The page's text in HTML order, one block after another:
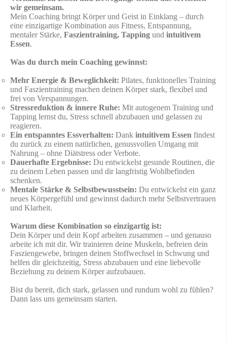
wir gemeinsam.
Mein Coaching bringt Körper und Geist in Einklang – durch
eine einzigartige Kombination aus Fitness, Entspannung,
mentaler Stärke, Faszientraining, Tapping und intuitivem
Essen.
Was du durch mein Coaching gewinnst:
Mehr Energie & Beweglichkeit: Pilates, funktionelles Training
und Faszientraining machen deinen Körper stark, flexibel und
frei von Verspannungen.
Stressreduktion & innere Ruhe: Mit autogenem Training und
Tapping lernst du, Stress schnell abzubauen und gelassen zu
reagieren.
Ein entspanntes Essverhalten: Dank intuitivem Essen findest
du zurück zu einem natürlichen, genussvollen Umgang mit
Nahrung – ohne Diätstress oder Verbote.
Dauerhafte Ergebnisse: Du entwickelst gesunde Routinen, die
zu deinem Leben passen und dir langfristig Wohlbefinden
schenken.
Mentale Stärke & Selbstbewusstsein: Du entwickelst ein ganz
neues Körpergefühl und gewinnst dadurch mehr Selbstvertrauen
und Klarheit.
Warum diese Kombination so einzigartig ist:
Dein Körper und dein Kopf arbeiten zusammen – und genauso
arbeite ich mit dir. Wir trainieren deine Muskeln, befreien dein
Fasziengewebe, bringen deinen Stoffwechsel in Schwung und
helfen dir gleichzeitig, Stress abzubauen und eine liebevolle
Beziehung zu deinem Körper aufzubauen.
Bist du bereit, dich stark, gelassen und rundum wohl zu fühlen?
Dann lass uns gemeinsam starten.